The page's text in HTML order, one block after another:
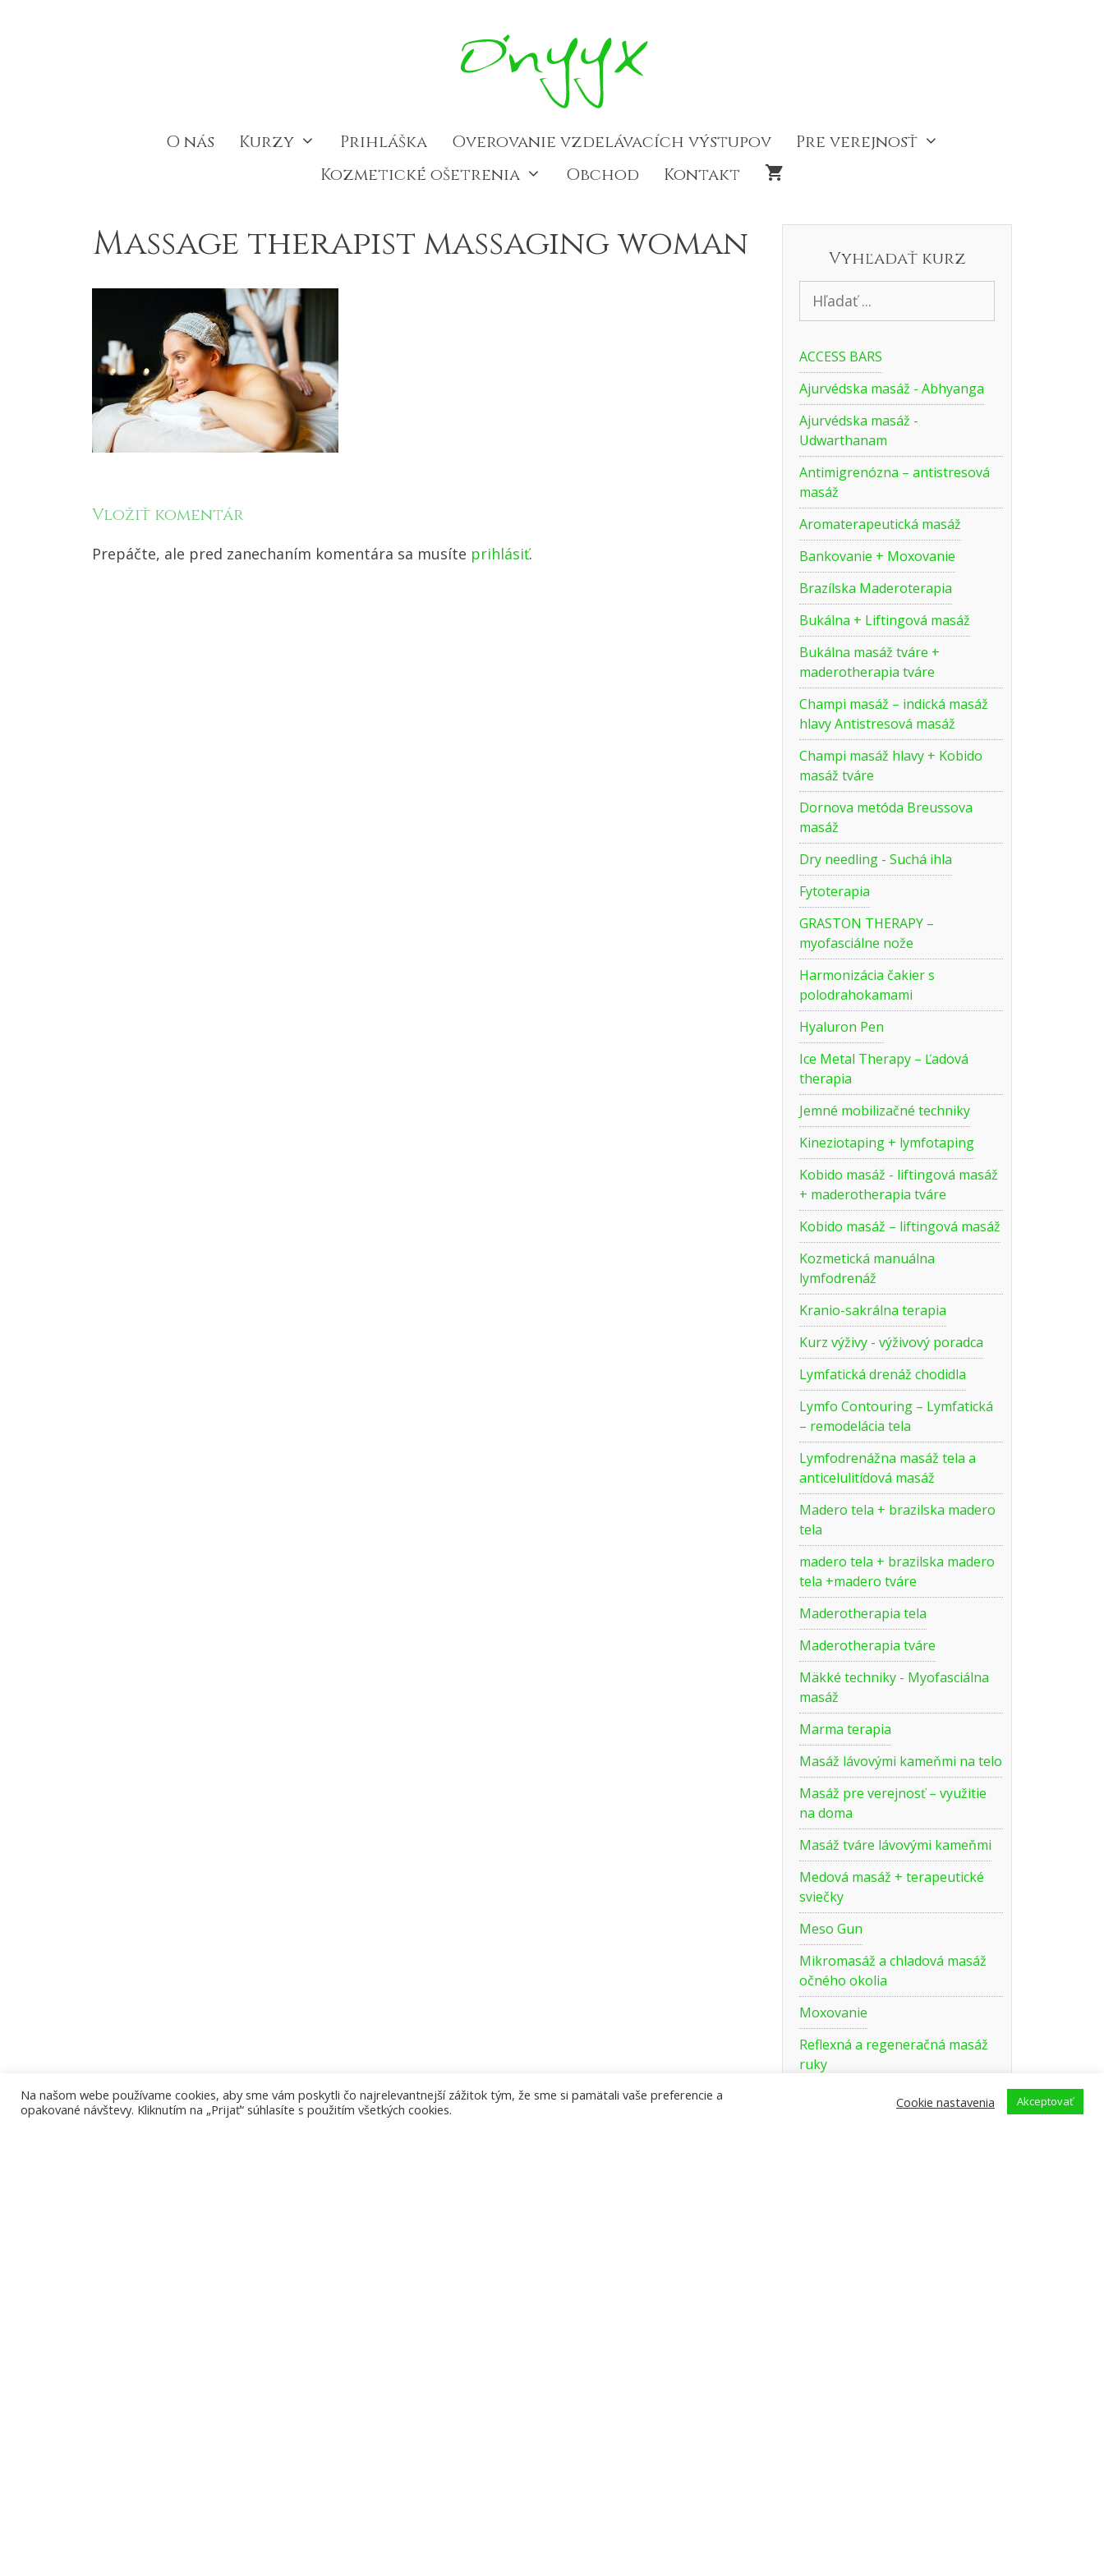
O nás Kurzy Prihláška Overovanie vzdelávacích výstupov
Pre verejnosť
Kozmetické ošetrenia
Obchod Kontakt
Massage therapist massaging woman
Vložiť komentár
Prepáčte, ale pred zanechaním komentára sa musíte prihlásiť.
Vyhľadať kurz
ACCESS BARS
Ajurvédska masáž - Abhyanga
Ajurvédska masáž -
Udwarthanam
Antimigrenózna – antistresová
masáž
Aromaterapeutická masáž
Bankovanie + Moxovanie
Brazílska Maderoterapia
Bukálna + Liftingová masáž
Bukálna masáž tváre +
maderotherapia tváre
Champi masáž – indická masáž
hlavy Antistresová masáž
Champi masáž hlavy + Kobido
masáž tváre
Dornova metóda Breussova
masáž
Dry needling - Suchá ihla
Fytoterapia
GRASTON THERAPY –
myofasciálne nože
Harmonizácia čakier s
polodrahokamami
Hyaluron Pen
Ice Metal Therapy – Ľadová
therapia
Jemné mobilizačné techniky
Kineziotaping + lymfotaping
Kobido masáž - liftingová masáž
+ maderotherapia tváre
Kobido masáž – liftingová masáž
Kozmetická manuálna
lymfodrenáž
Kranio-sakrálna terapia
Kurz výživy - výživový poradca
Lymfatická drenáž chodidla
Lymfo Contouring – Lymfatická
– remodelácia tela
Lymfodrenážna masáž tela a
anticelulitídová masáž
Madero tela + brazilska madero
tela
madero tela + brazilska madero
tela +madero tváre
Maderotherapia tela
Maderotherapia tváre
Mäkké techniky - Myofasciálna
masáž
Marma terapia
Masáž lávovými kameňmi na telo
Masáž pre verejnosť – využitie
na doma
Masáž tváre lávovými kameňmi
Medová masáž + terapeutické
sviečky
Meso Gun
Mikromasáž a chladová masáž
očného okolia
Moxovanie
Reflexná a regeneračná masáž
ruky
Reflexná masáž chodidla 1 + 2
Na našom webe používame cookies, aby sme vám poskytli čo najrelevantnejší zážitok tým, že sme si pamätali vaše preferencie a
opakované návštevy. Kliknutím na „Prijať“ súhlasíte s použitím všetkých cookies.
Cookie nastavenia Akceptovať